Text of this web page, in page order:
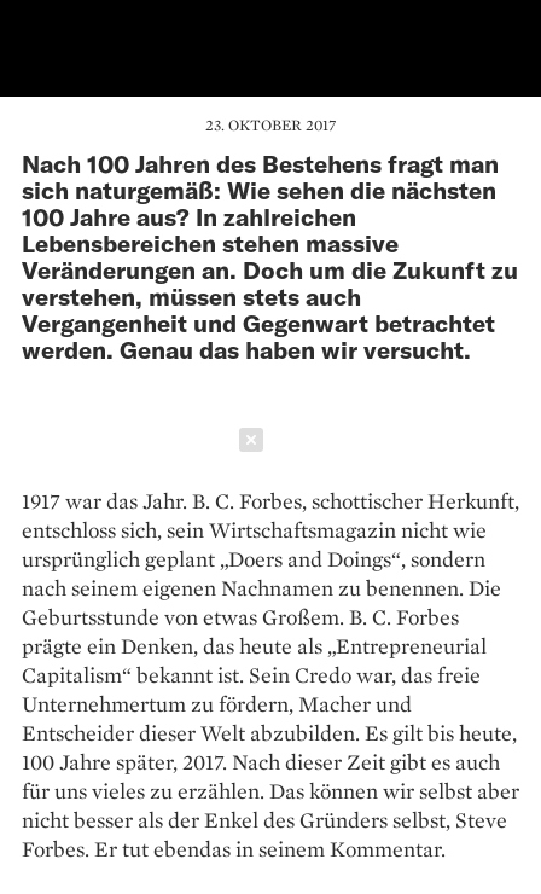
23. OKTOBER 2017
Nach 100 Jahren des Bestehens fragt man
sich naturgemäß: Wie sehen die nächsten
100 Jahre aus? In zahlreichen
Lebensbereichen stehen massive
Veränderungen an. Doch um die Zukunft zu
verstehen, müssen stets auch
Vergangenheit und Gegenwart betrachtet
werden. Genau das haben wir versucht.
1917 war das Jahr. B. C. Forbes, schottischer Herkunft,
entschloss sich, sein Wirtschaftsmagazin nicht wie
ursprünglich geplant „Doers and Doings“, sondern
nach seinem eigenen Nachnamen zu benennen. Die
Geburtsstunde von etwas Großem. B. C. Forbes
prägte ein Denken, das heute als „Entrepreneurial
Capitalism“ bekannt ist. Sein Credo war, das freie
Unternehmertum zu fördern, Macher und
Entscheider dieser Welt abzubilden. Es gilt bis heute,
100 Jahre später, 2017. Nach dieser Zeit gibt es auch
für uns vieles zu erzählen. Das können wir selbst aber
nicht besser als der Enkel des Gründers selbst, Steve
Forbes. Er tut ebendas in seinem Kommentar.